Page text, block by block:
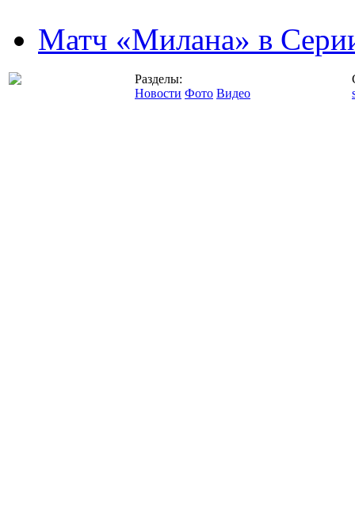
Матч «Милана» в
Разделы:
Новости Фото Видео